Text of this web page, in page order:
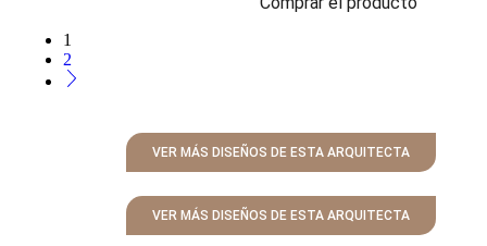
1
2
VER MÁS DISEÑOS DE ESTA ARQUITECTA
VER MÁS DISEÑOS DE ESTA ARQUITECTA